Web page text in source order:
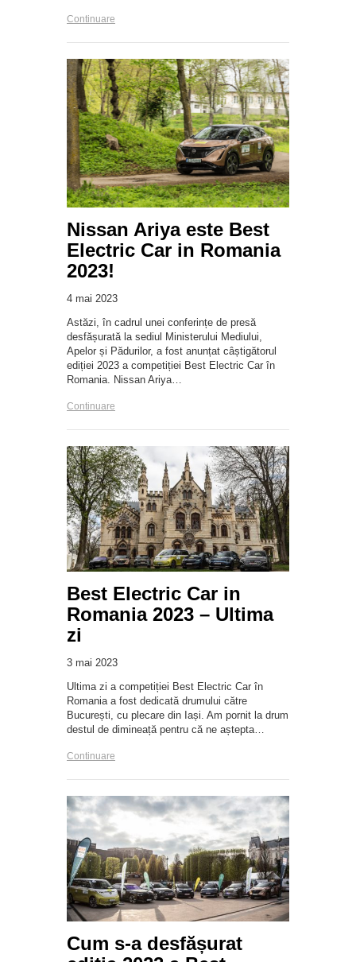
Continuare
Nissan Ariya este Best
Electric Car in Romania
2023!
4 mai 2023
Astăzi, în cadrul unei conferințe de presă
desfășurată la sediul Ministerului Mediului,
Apelor și Pădurilor, a fost anunțat câștigătorul
ediției 2023 a competiției Best Electric Car în
Romania. Nissan Ariya…
Continuare
Best Electric Car in
Romania 2023 – Ultima
zi
3 mai 2023
Ultima zi a competiției Best Electric Car în
Romania a fost dedicată drumului către
București, cu plecare din Iași. Am pornit la drum
destul de dimineață pentru că ne aștepta…
Continuare
Cum s-a desfășurat